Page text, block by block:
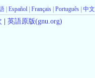
Español Français Português 中文
英語原版(gnu.org)